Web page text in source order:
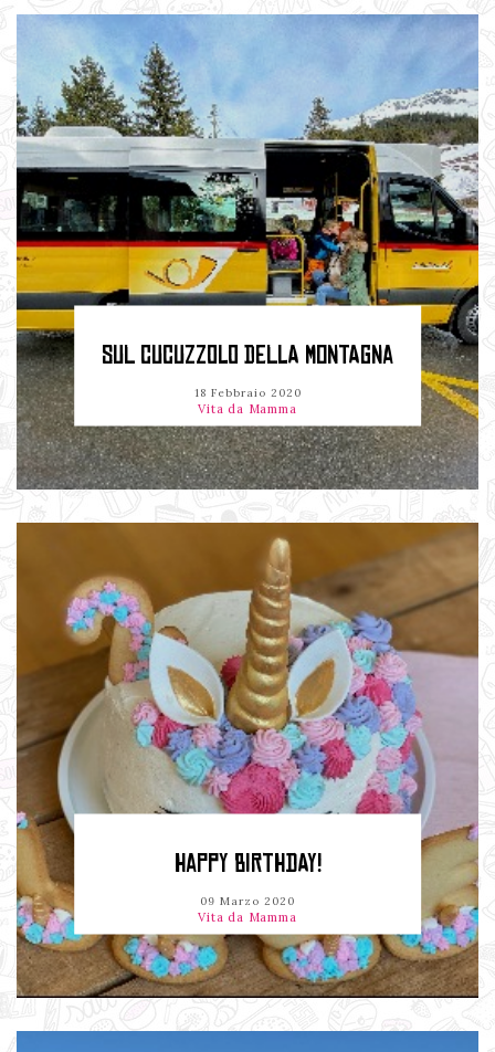
SUL CUCUZZOLO DELLA MONTAGNA
18 Febbraio 2020
Vita da Mamma
HAPPY BIRTHDAY!
09 Marzo 2020
Vita da Mamma